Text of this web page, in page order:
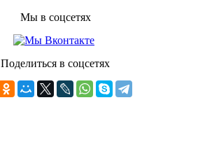
Мы в соцсетях
Поделиться в соцсетях